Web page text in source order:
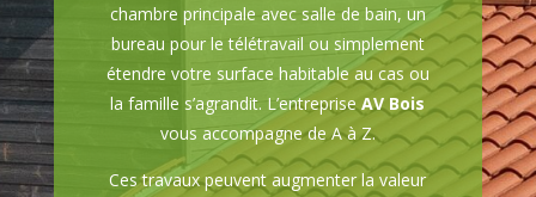
chambre principale avec salle de bain, un
bureau pour le télétravail ou simplement
étendre votre surface habitable au cas ou
la famille s’agrandit. L’entrepriseAV Bois
vous accompagne de A à Z.
Ces travaux peuvent augmenter la valeur